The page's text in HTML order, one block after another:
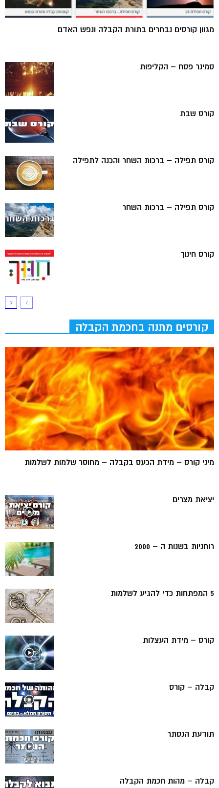
מגוון קורסים נבחרים בתורת הקבלה ונפש האדם
סמינר פסח – הקליפות
קורס שבת
קורס תפילה – ברכות השחר והכנה לתפילה
קורס תפילה – ברכות השחר
קורס חינוך
קורסים מתנה בחכמת הקבלה
מיני קורס – מידת הכעס בקבלה – מחוסר שלמות לשלמות
יציאת מצרים
רוחניות בשנות ה – 2000
5 המפתחות כדי להגיע לשלמות
קורס – מידת העצלות
קבלה – קורס
תודעת הנסתר
קבלה – מהות חכמת הקבלה